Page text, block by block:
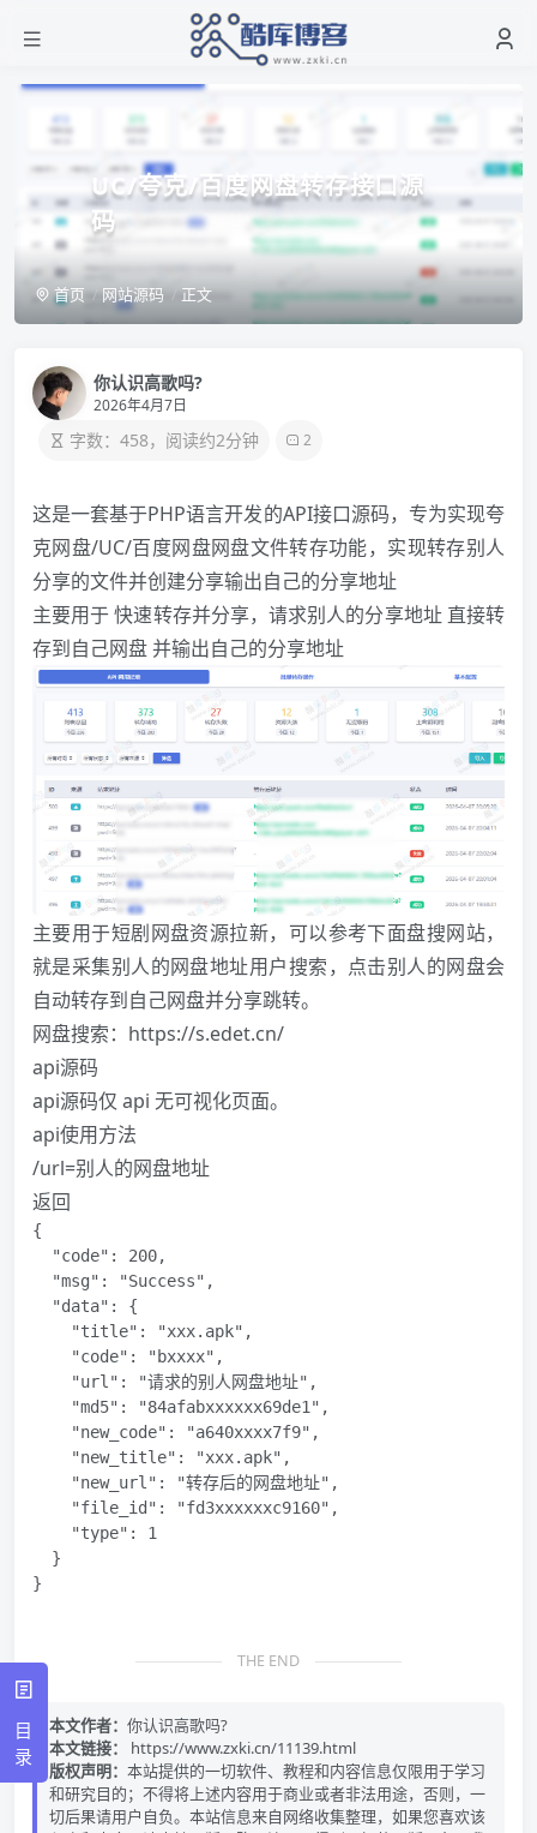
UC/夸克/百度网盘转存接口源
码
首页 网站源码 正文
你认识高歌吗?
2026年4月7日
字数：458，阅读约2分钟 2
这是一套基于PHP语言开发的API接口源码，专为实现夸
克网盘/UC/百度网盘网盘文件转存功能，实现转存别人
分享的文件并创建分享输出自己的分享地址
主要用于 快速转存并分享，请求别人的分享地址 直接转
存到自己网盘 并输出自己的分享地址
主要用于短剧网盘资源拉新，可以参考下面盘搜网站，
就是采集别人的网盘地址用户搜索，点击别人的网盘会
自动转存到自己网盘并分享跳转。
网盘搜索： https://s.edet.cn/
api源码
api源码仅 api 无可视化页面。
api使用方法
/url=别人的网盘地址
返回
{
  "code": 200,
  "msg": "Success",
  "data": {
    "title": "xxx.apk",
    "code": "bxxxx",
    "url": "请求的别人网盘地址",
    "md5": "84afabxxxxxx69de1",
    "new_code": "a640xxxx7f9",
    "new_title": "xxx.apk",
    "new_url": "转存后的网盘地址",
    "file_id": "fd3xxxxxxc9160",
    "type": 1
  }
}
THE END
本文作者： 你认识高歌吗?
本文链接：
https://www.zxki.cn/11139.html
版权声明： 本站提供的一切软件、教程和内容信息仅限用于学习
和研究目的；不得将上述内容用于商业或者非法用途，否则，一
切后果请用户自负。本站信息来自网络收集整理，如果您喜欢该
目
录